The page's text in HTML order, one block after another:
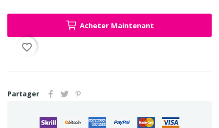
Acheter Maintenant
favorite_border
Partager